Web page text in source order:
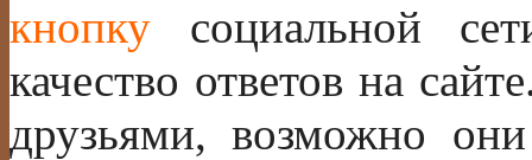
кнопку социальной
качество ответов на
друзьями, возможно